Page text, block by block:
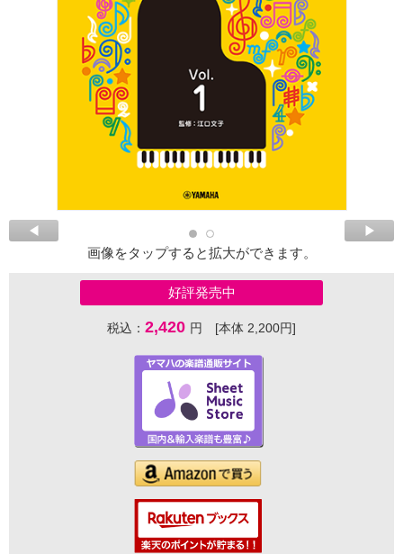
画像をタップすると拡大ができます。
好評発売中
税込： 2,420 円 [本体 2,200円]